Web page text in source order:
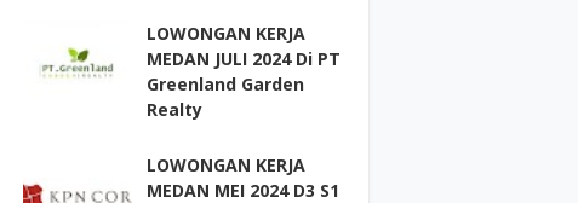
LOWONGAN KERJA
MEDAN JULI 2024 Di PT
Greenland Garden
Realty
LOWONGAN KERJA
MEDAN MEI 2024 D3 S1